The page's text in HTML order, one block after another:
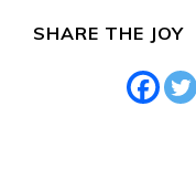
SHARE THE JOY